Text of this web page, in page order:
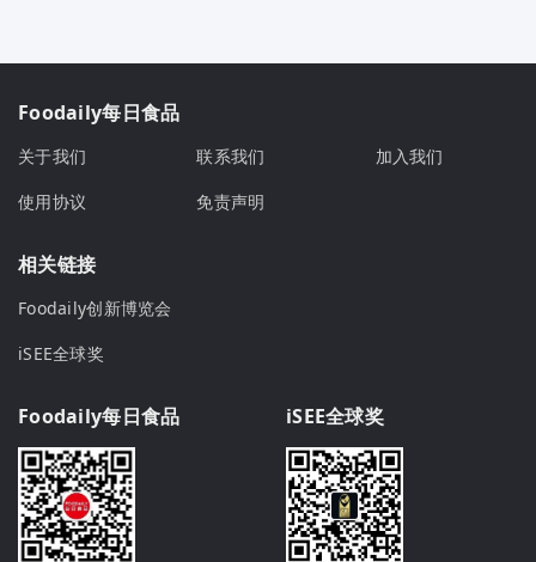
Foodaily每日食品
关于我们 联系我们
加入我们
使用协议
免责声明
相关链接
Foodaily创新博览会
iSEE全球奖
Foodaily每日食品 iSEE全球奖